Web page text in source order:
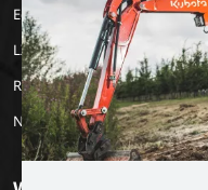
Eco Applications
LX Used Equipment
Rental partners
New old stock